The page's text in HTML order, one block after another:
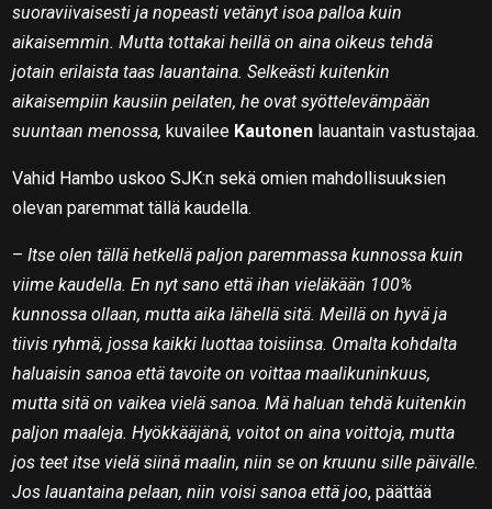
suoraviivaisesti ja nopeasti vetänyt isoa palloa kuin
aikaisemmin. Mutta tottakai heillä on aina oikeus tehdä
jotain erilaista taas lauantaina. Selkeästi kuitenkin
aikaisempiin kausiin peilaten, he ovat syöttelevämpään
suuntaan menossa, kuvailee Kautonen lauantain vastustajaa.
Vahid Hambo uskoo SJK:n sekä omien mahdollisuuksien
olevan paremmat tällä kaudella.
–Itse olen tällä hetkellä paljon paremmassa kunnossa kuin
viime kaudella. En nyt sano että ihan vieläkään 100%
kunnossa ollaan, mutta aika lähellä sitä. Meillä on hyvä ja
tiivis ryhmä, jossa kaikki luottaa toisiinsa. Omalta kohdalta
haluaisin sanoa että tavoite on voittaa maalikuninkuus,
mutta sitä on vaikea vielä sanoa. Mä haluan tehdä kuitenkin
paljon maaleja. Hyökkääjänä, voitot on aina voittoja, mutta
jos teet itse vielä siinä maalin, niin se on kruunu sille päivälle.
Jos lauantaina pelaan, niin voisi sanoa että joo, päättää